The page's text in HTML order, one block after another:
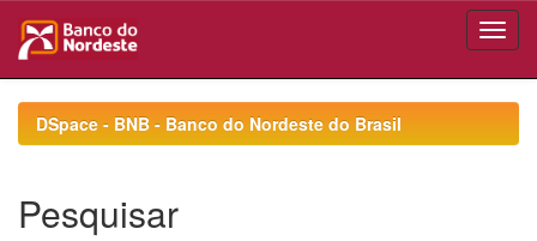
navigationDSpace - BNB - Banco do Nordeste do Brasil
Pesquisar